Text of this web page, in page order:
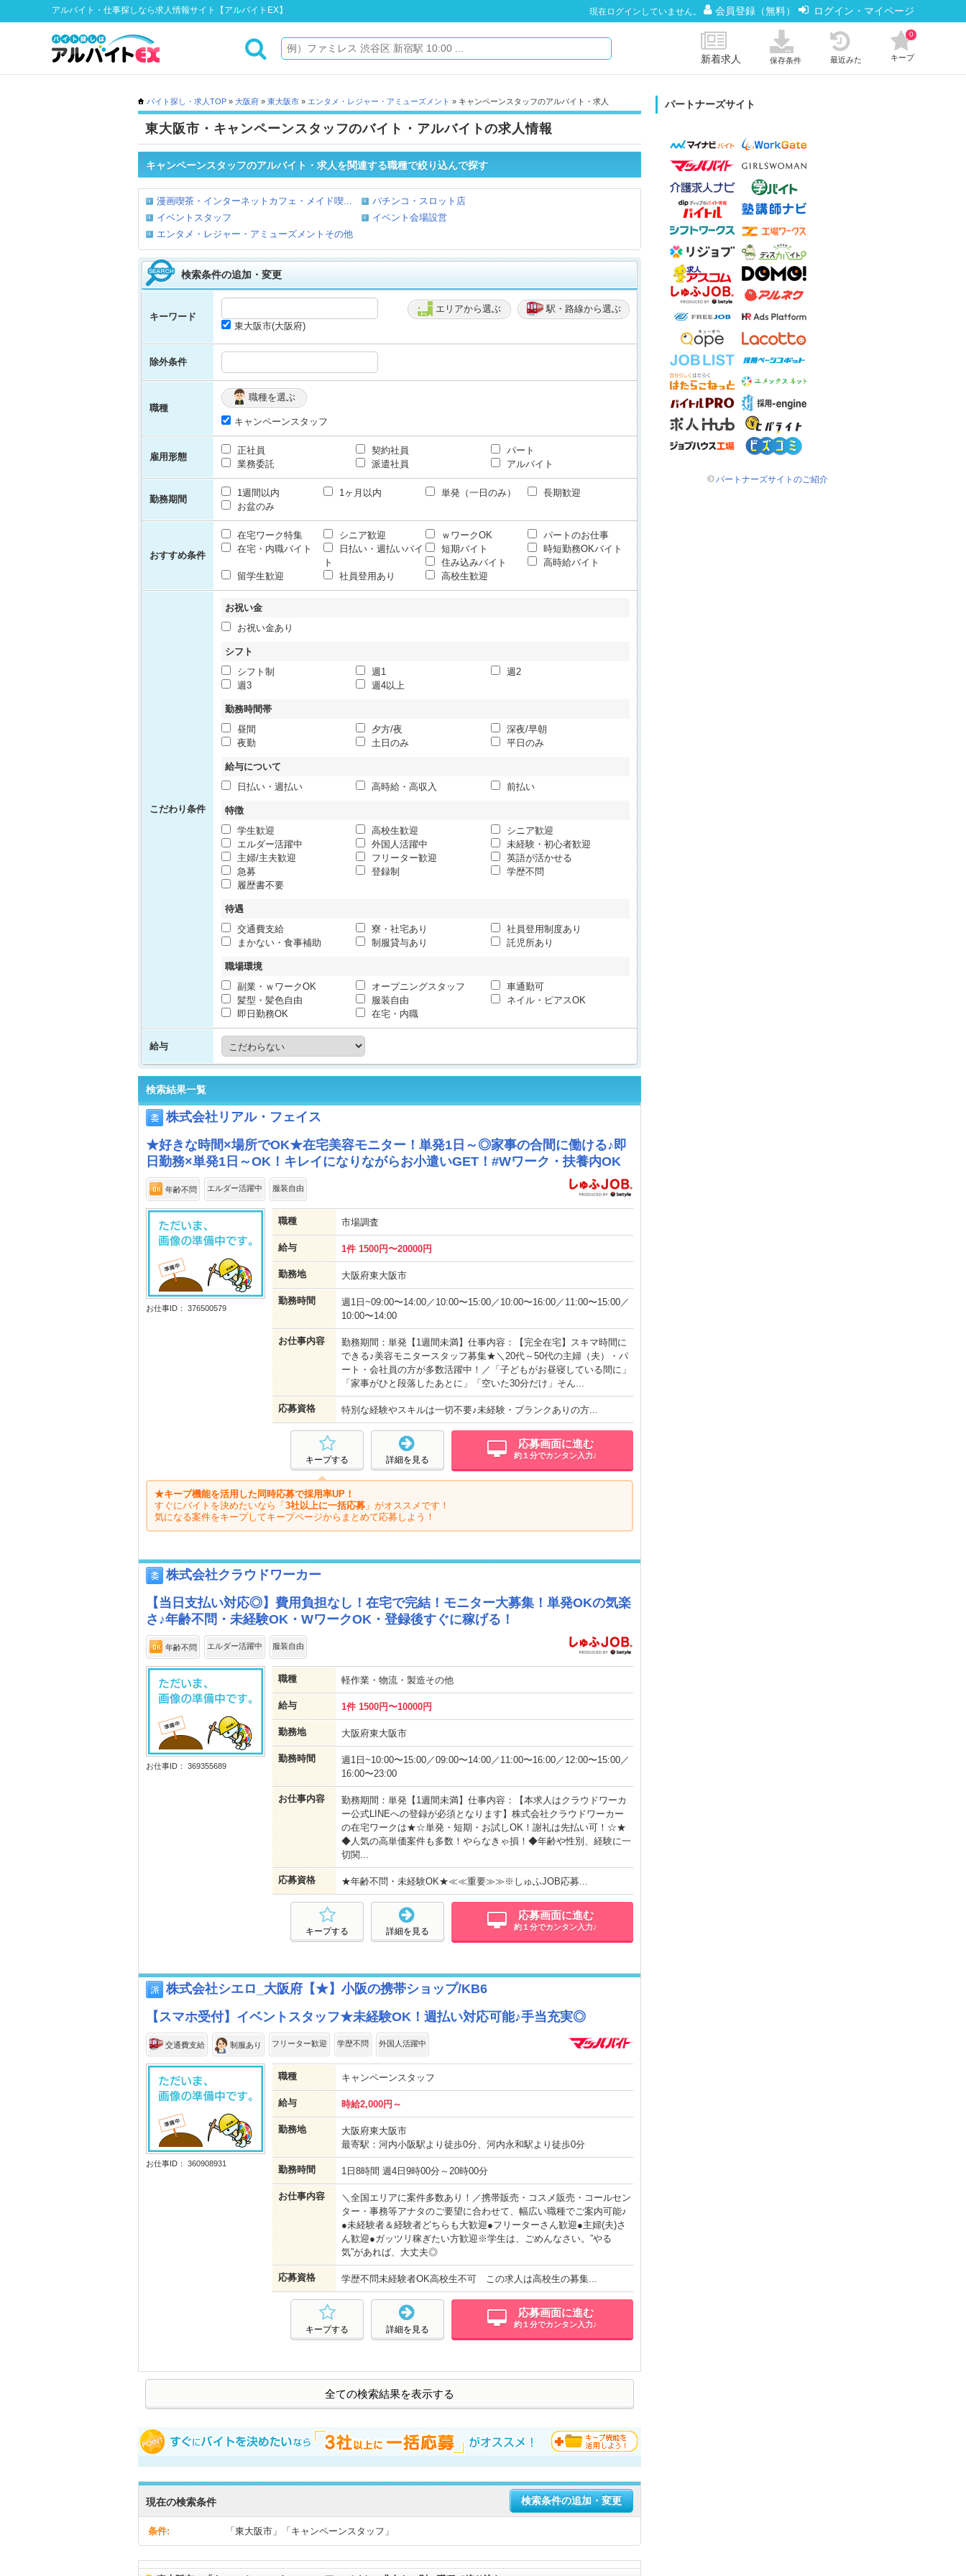
アルバイト・仕事探しなら求人情報サイト【アルバイトEX】 現在ログインしていません。 会員登録（無料） ログイン・マイページ
新着求人 保存条件 最近みた キープ
0
バイト探し・求人TOP » 大阪府 » 東大阪市 » エンタメ・レジャー・アミューズメント » キャンペーンスタッフのアルバイト・求人
東大阪市・キャンペーンスタッフのバイト・アルバイトの求人情報
キャンペーンスタッフのアルバイト・求人を関連する職種で絞り込んで探す
漫画喫茶・インターネットカフェ・メイド喫...
パチンコ・スロット店
イベントスタッフ
イベント会場設営
エンタメ・レジャー・アミューズメントその他
検索条件の追加・変更
キーワード
エリアから選ぶ
駅・路線から選ぶ
東大阪市(大阪府)
除外条件
職種
職種を選ぶ
キャンペーンスタッフ
雇用形態
正社員 契約社員
パート
業務委託
派遣社員 アルバイト
勤務期間
1週間以内 1ヶ月以内 単発（一日のみ）
長期歓迎
お盆のみ
おすすめ条件
在宅ワーク特集 シニア歓迎 ｗワークOK
パートのお仕事
在宅・内職バイト
日払い・週払いバイ
ト
短期バイト
時短勤務OKバイト
住み込みバイト
高時給バイト
留学生歓迎
社員登用あり 高校生歓迎
こだわり条件
お祝い金
お祝い金あり
シフト
シフト制
週1
週2
週3
週4以上
勤務時間帯
昼間
夕方/夜
深夜/早朝
夜勤
土日のみ 平日のみ
給与について
日払い・週払い
高時給・高収入 前払い
特徴
学生歓迎
高校生歓迎
シニア歓迎
エルダー活躍中
外国人活躍中
未経験・初心者歓迎
主婦/主夫歓迎
フリーター歓迎
英語が活かせる
急募
登録制
学歴不問
履歴書不要
待遇
交通費支給
寮・社宅あり
社員登用制度あり
まかない・食事補助
制服貸与あり 託児所あり
職場環境
副業・ｗワークOK
オープニングスタッフ
車通勤可
髪型・髪色自由
服装自由
ネイル・ピアスOK
即日勤務OK
在宅・内職
給与
検索結果一覧
株式会社リアル・フェイス
★好きな時間×場所でOK★在宅美容モニター！単発1日～◎家事の合間に働ける♪即
日勤務×単発1日～OK！キレイになりながらお小遣いGET！#Wワーク・扶養内OK
年齢不問 エルダー活躍中 服装自由
お仕事ID： 376500579
職種 市場調査
給与 1件 1500円〜20000円
勤務地 大阪府東大阪市
勤務時間
週1日~09:00〜14:00／10:00〜15:00／10:00〜16:00／11:00〜15:00／
10:00〜14:00
お仕事内容
勤務期間：単発【1週間未満】仕事内容：【完全在宅】スキマ時間に
できる♪美容モニタースタッフ募集★＼20代～50代の主婦（夫）・パ
ート・会社員の方が多数活躍中！／「子どもがお昼寝している間に」
「家事がひと段落したあとに」「空いた30分だけ」そん...
応募資格 特別な経験やスキルは一切不要♪未経験・ブランクありの方...
応募画面に進む
約１分でカンタン入力♪
詳細を見る
キープする
★キープ機能を活用した同時応募で採用率UP！
すぐにバイトを決めたいなら「 3社以上に一括応募 」がオススメです！
気になる案件をキープしてキープページからまとめて応募しよう！
株式会社クラウドワーカー
【当日支払い対応◎】費用負担なし！在宅で完結！モニター大募集！単発OKの気楽
さ♪年齢不問・未経験OK・WワークOK・登録後すぐに稼げる！
年齢不問 エルダー活躍中 服装自由
お仕事ID： 369355689
職種 軽作業・物流・製造その他
給与 1件 1500円〜10000円
勤務地 大阪府東大阪市
勤務時間
週1日~10:00〜15:00／09:00〜14:00／11:00〜16:00／12:00〜15:00／
16:00〜23:00
お仕事内容
勤務期間：単発【1週間未満】仕事内容：【本求人はクラウドワーカ
ー公式LINEへの登録が必須となります】株式会社クラウドワーカー
の在宅ワークは★☆単発・短期・お試しOK！謝礼は先払い可！☆★
◆人気の高単価案件も多数！やらなきゃ損！◆年齢や性別、経験に一
切関...
応募資格 ★年齢不問・未経験OK★≪≪重要≫≫※しゅふJOB応募...
応募画面に進む
約１分でカンタン入力♪
詳細を見る
キープする
株式会社シエロ_大阪府【★】小阪の携帯ショップ/KB6
【スマホ受付】イベントスタッフ★未経験OK！週払い対応可能♪手当充実◎
交通費支給 制服あり フリーター歓迎 学歴不問 外国人活躍中
お仕事ID： 360908931
職種 キャンペーンスタッフ
給与 時給2,000円～
勤務地
大阪府東大阪市
最寄駅：河内小阪駅より徒歩0分、河内永和駅より徒歩0分
勤務時間 1日8時間 週4日9時00分～20時00分
お仕事内容
＼全国エリアに案件多数あり！／携帯販売・コスメ販売・コールセン
ター・事務等アナタのご要望に合わせて、幅広い職種でご案内可能♪
●未経験者＆経験者どちらも大歓迎●フリーターさん歓迎●主婦(夫)さ
ん歓迎●ガッツリ稼ぎたい方歓迎※学生は、ごめんなさい。”やる
気”があれば、大丈夫◎
応募資格 学歴不問未経験者OK高校生不可 この求人は高校生の募集...
応募画面に進む
約１分でカンタン入力♪
詳細を見る
キープする
全ての検索結果を表示する
現在の検索条件 検索条件の追加・変更
条件: 「東大阪市」「キャンペーンスタッフ」
パートナーズサイト
パートナーズサイトのご紹介